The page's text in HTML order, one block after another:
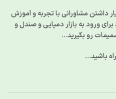
داشتن مشاورانی با تجربه و آموزش
ورود به بازار دمپایی و صندل و
رو بگیرید…
باشید…